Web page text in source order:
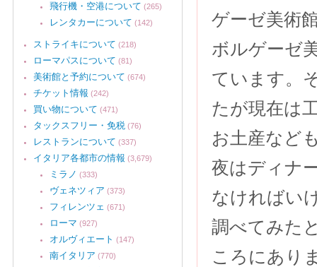
ゲーゼ美術
ボルゲーゼ
ています。
たが現在は
お土産など
夜はディナ
なければい
調べてみた
ころにあり
飛行機・空港について (265)
レンタカーについて (142)
ストライキについて (218)
ローマパスについて (81)
美術館と予約について (674)
チケット情報 (242)
買い物について (471)
タックスフリー・免税 (76)
レストランについて (337)
イタリア各都市の情報 (3,679)
ミラノ (333)
ヴェネツィア (373)
フィレンツェ (671)
ローマ (927)
オルヴィエート (147)
南イタリア (770)